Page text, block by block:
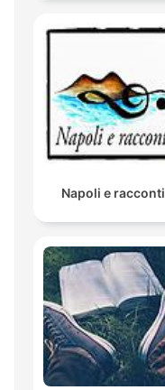
Napoli e racconti